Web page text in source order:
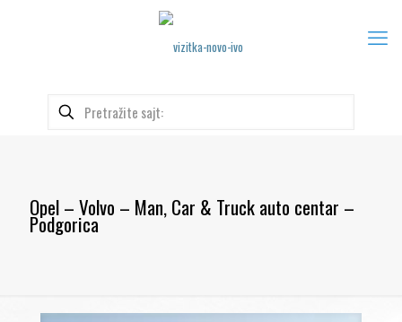
Opel – Volvo – Man, Car & Truck auto centar –
Podgorica